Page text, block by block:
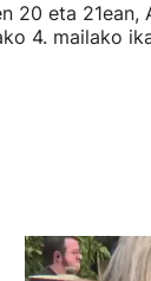
20 eta 21ean,
4. mailako